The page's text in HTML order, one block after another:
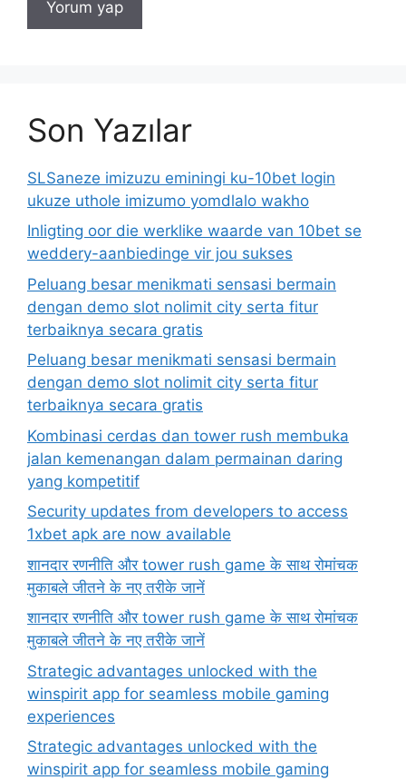
Son Yazılar
SLSaneze imizuzu eminingi ku-10bet login
ukuze uthole imizumo yomdlalo wakho
Inligting oor die werklike waarde van 10bet se
weddery-aanbiedinge vir jou sukses
Peluang besar menikmati sensasi bermain
dengan demo slot nolimit city serta fitur
terbaiknya secara gratis
Peluang besar menikmati sensasi bermain
dengan demo slot nolimit city serta fitur
terbaiknya secara gratis
Kombinasi cerdas dan tower rush membuka
jalan kemenangan dalam permainan daring
yang kompetitif
Security updates from developers to access
1xbet apk are now available
शानदार रणनीति और tower rush game के साथ रोमांचक
मुकाबले जीतने के नए तरीके जानें
शानदार रणनीति और tower rush game के साथ रोमांचक
मुकाबले जीतने के नए तरीके जानें
Strategic advantages unlocked with the
winspirit app for seamless mobile gaming
experiences
Strategic advantages unlocked with the
winspirit app for seamless mobile gaming